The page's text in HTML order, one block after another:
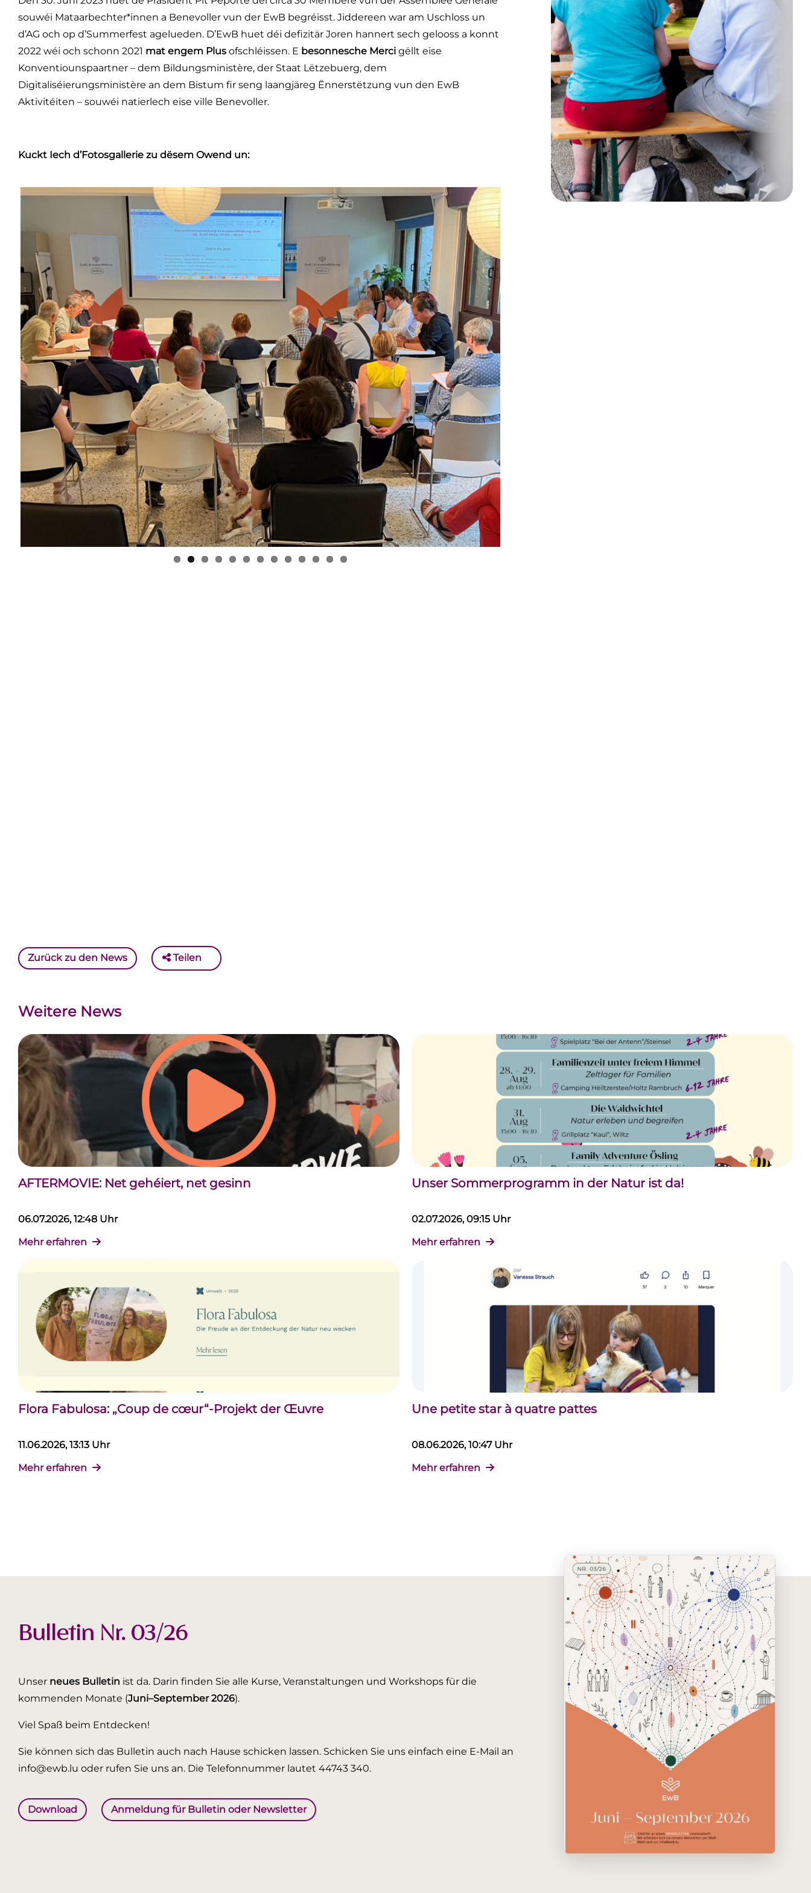
souwéi Mataarbechter*innen a Benevoller vun der EwB begréisst. Jiddereen war am Uschloss un
d’AG och op d’Summerfest agelueden. D’EwB huet déi defizitär Joren hannert sech gelooss a konnt
2022 wéi och schonn 2021 mat engem Plus ofschléissen. E besonnesche Merci gëllt eise
Konventiounspaartner – dem Bildungsministère, der Staat Lëtzebuerg, dem
Digitaliséierungsministère an dem Bistum fir seng laangjäreg Ënnerstëtzung vun den EwB
Aktivitéiten – souwéi natierlech eise ville Benevoller.
Kuckt Iech d’Fotosgallerie zu dësem Owend un:
Zurück zu den News Teilen
Weitere News
AFTERMOVIE: Net gehéiert, net gesinn
06.07.2026, 12:48 Uhr
Mehr erfahren
Unser Sommerprogramm in der Natur ist da!
02.07.2026, 09:15 Uhr
Mehr erfahren
Flora Fabulosa: „Coup de cœur“-Projekt der Œuvre
11.06.2026, 13:13 Uhr
Mehr erfahren
Une petite star à quatre pattes
08.06.2026, 10:47 Uhr
Mehr erfahren
Bulletin Nr. 03/26
Unser neues Bulletin ist da. Darin finden Sie alle Kurse, Veranstaltungen und Workshops für die
kommenden Monate (Juni–September 2026).
Viel Spaß beim Entdecken!
Sie können sich das Bulletin auch nach Hause schicken lassen. Schicken Sie uns einfach eine E-Mail an
info@ewb.lu oder rufen Sie uns an. Die Telefonnummer lautet 44743 340.
Download Anmeldung für Bulletin oder Newsletter